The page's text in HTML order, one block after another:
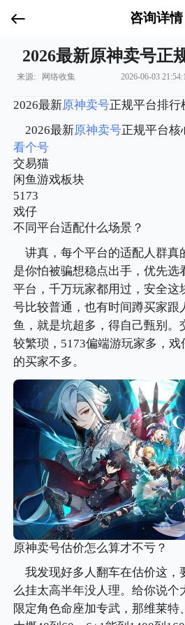
咨询详情
2026最新原神卖号正
来源: 网络收集 2026-06-03
2026最新原神卖号正规平台排行
2026最新原神卖号正规平台核
看个号
交易猫
闲鱼游戏板块
5173
戏仔
不同平台适配什么场景？
讲真，每个平台的适配人群真
是你怕被骗想稳点出手，优先选
平台，千万玩家都用过，安全这
号比较普通，也有时间蹲买家跟
鱼，就是坑超多，得自己甄别。
较繁琐，5173偏端游玩家多，
的买家不多。
原神卖号估价怎么算才不亏？
我发现好多人翻车在估价这，
么挂太高半年没人理。给你说个
限定角色命座加专武，那维莱特